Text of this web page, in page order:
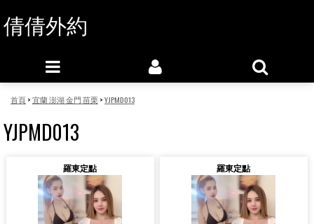
倩倩外約
首頁>宜蘭 澎湖 金門 苗栗>YJPMD013
YJPMD013
羅東定點 羅東定點